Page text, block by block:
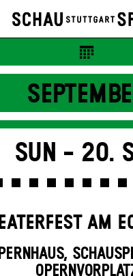
Sun - 20.
AM